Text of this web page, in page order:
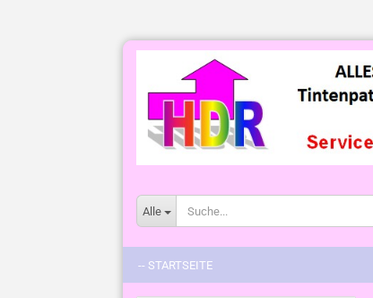
Alle
-- STARTSEITE